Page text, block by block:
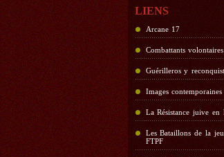
LIENS
Arcane 17
Combattants
Guérilleros y
Images contemporaines
La Résistance juive en
Les Bataillons de la
FTPF